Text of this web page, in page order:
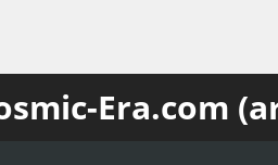
Era.com